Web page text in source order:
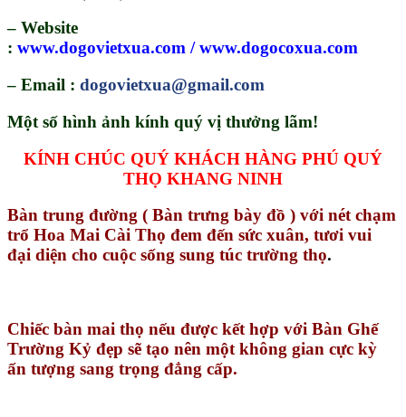
– Website
: www.dogovietxua.com /www.dogocoxua.com
– Email : dogovietxua@gmail.com
Một số hình ảnh kính quý vị thưởng lãm!
KÍNH CHÚC QUÝ KHÁCH HÀNG PHÚ QUÝ
THỌ KHANG NINH
Bàn trung đường ( Bàn trưng bày đồ ) với nét chạm
trổ Hoa Mai Cài Thọ đem đến sức xuân, tươi vui
đại diện cho cuộc sống sung túc trường thọ.
Chiếc bàn mai thọ nếu được kết hợp với Bàn Ghế
Trường Kỷ đẹp sẽ tạo nên một không gian cực kỳ
ấn tượng sang trọng đẳng cấp.